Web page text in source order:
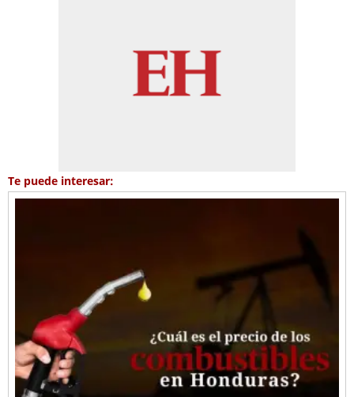
Te puede interesar: